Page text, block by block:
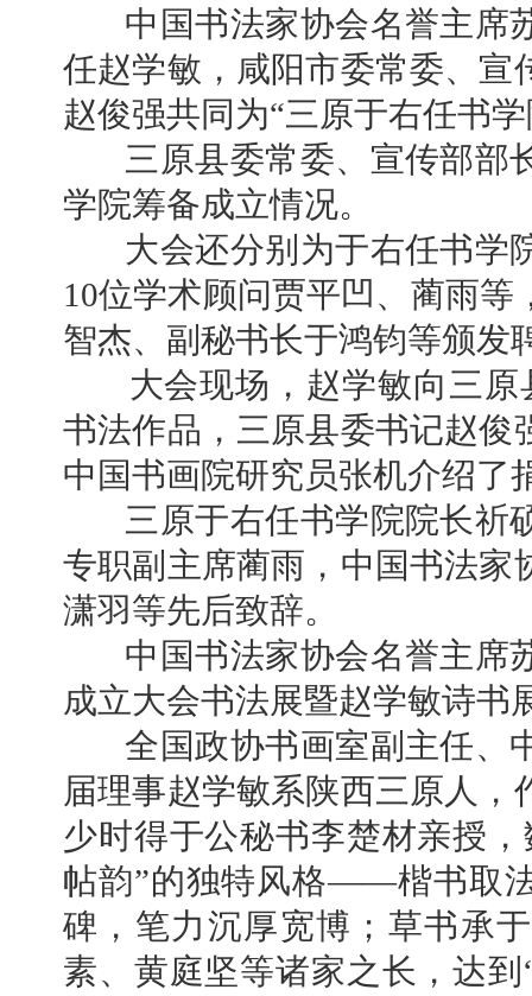
中国书法家协会名誉主席
任赵学敏，咸阳市委常委、宣
赵俊强共同为“三原于右任书
三原县委常委、宣传部部
学院筹备成立情况。
大会还分别为于右任书学
10位学术顾问贾平凹、蔺雨
智杰、副秘书长于鸿钧等颁发
大会现场，赵学敏向三原
书法作品，三原县委书记赵俊
中国书画院研究员张机介绍了
三原于右任书学院院长祈
专职副主席蔺雨，中国书法家
潇羽等先后致辞。
中国书法家协会名誉主席
成立大会书法展暨赵学敏诗书
全国政协书画室副主任、
届理事赵学敏系陕西三原人
少时得于公秘书李楚材亲授
帖韵”的独特风格——楷书取
碑，笔力沉厚宽博；草书承
素、黄庭坚等诸家之长，达